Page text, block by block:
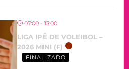
07:00 - 13:00
LIGA IPÊ DE VOLEIBOL –
2026 MINI (F)
FINALIZADO